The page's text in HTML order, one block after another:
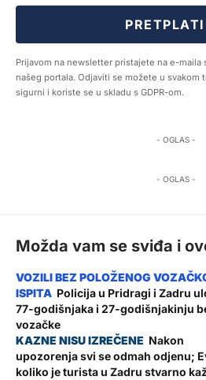
PRETPLATI
Prijavom na newsletter pristajete na e-maila
našeg portala. Odjaviti se možete u svakom
sigurni i koriste se u skladu s GDPR-om.
- OGLAS -
- OGLAS -
Možda vam se sviđa i
Policija u Pridragi i Zadru
77-godišnjaka i 27-godišnjakinju
vozačke
Nakon
upozorenja svi se odmah odjenu;
koliko je turista u Zadru stvarno